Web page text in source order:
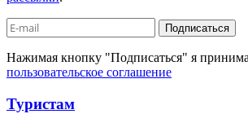
Подписаться
Нажимая кнопку "Подписаться" я
пользовательское соглашение
Туристам